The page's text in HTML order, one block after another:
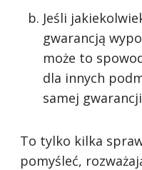
Jeśli
gwarancją
może to
dla innych
samej
To tylko kilka
pomyśleć,